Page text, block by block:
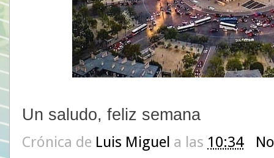
Un saludo, feliz semana
Crónica de Luis Miguel a las 10:34